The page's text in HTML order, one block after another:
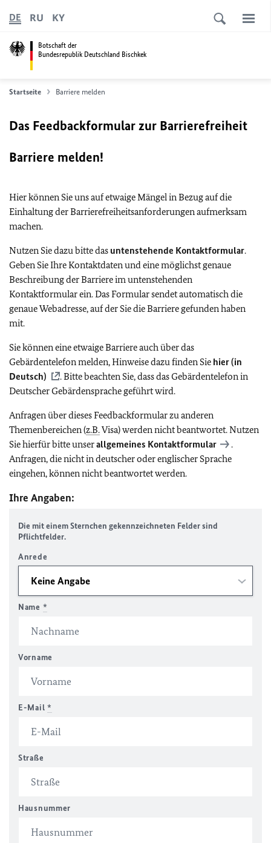
Botschaft der
Bundesrepublik Deutschland Bischkek
DE RU KY
Startseite Barriere melden
Das Feedbackformular zur Barrierefreiheit
Barriere melden!
Hier können Sie uns auf etwaige Mängel in Bezug auf die
Einhaltung der Barrierefreiheitsanforderungen aufmerksam
machen.
Nutzen Sie dazu bitte das untenstehende Kontaktformular.
Geben Sie Ihre Kontaktdaten und eine möglichst genaue
Beschreibung der Barriere im untenstehenden
Kontaktformular ein. Das Formular sendet automatisch die
genaue Webadresse, auf der Sie die Barriere gefunden haben
mit.
Sie können eine etwaige Barriere auch über das
Gebärdentelefon melden, Hinweise dazu finden Sie hier (in
Deutsch)
. Bitte beachten Sie, dass das Gebärdentelefon in
Deutscher Gebärdensprache geführt wird.
Anfragen über dieses Feedbackformular zu anderen
Themenbereichen (z.B.Visa) werden nicht beantwortet. Nutzen
Sie hierfür bitte unserallgemeines Kontaktformular
.
Anfragen, die nicht in deutscher oder englischer Sprache
eingehen, können nicht beantwortet werden.
Ihre Angaben:
Die mit einem Sternchen gekennzeichneten Felder sind
Pflichtfelder.
Anrede
Name *
Vorname
E-Mail *
Straße
Hausnummer